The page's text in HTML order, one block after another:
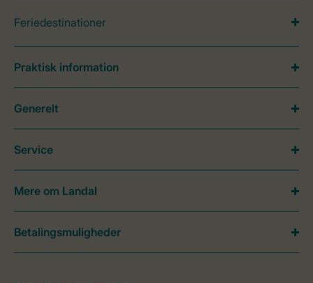
Feriedestinationer
Praktisk information
Generelt
Service
Mere om Landal
Betalingsmuligheder